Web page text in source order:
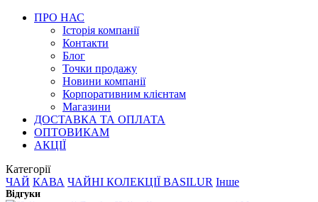
ПРО НАС
Історія компанії
Контакти
Блог
Точки продажу
Новини компанії
Корпоративним клієнтам
Магазини
ДОСТАВКА ТА ОПЛАТА
ОПТОВИКАМ
АКЦІЇ
Категорії
ЧАЙ КАВА ЧАЙНІ КОЛЕКЦІЇ BASILUR Інше
Відгуки